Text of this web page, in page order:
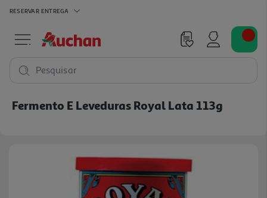
RESERVAR ENTREGA
Pesquisar
Fermento E Leveduras Royal Lata 113g